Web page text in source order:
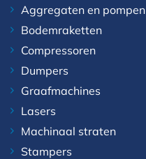
Aggregaten en pompen
Bodemraketten
Compressoren
Dumpers
Graafmachines
Lasers
Machinaal straten
Stampers